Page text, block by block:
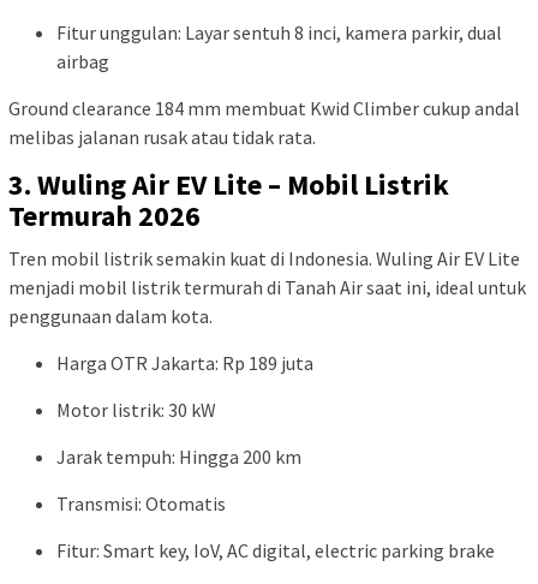
Fitur unggulan: Layar sentuh 8 inci, kamera parkir, dual
airbag
Ground clearance 184 mm membuat Kwid Climber cukup andal
melibas jalanan rusak atau tidak rata.
3. Wuling Air EV Lite – Mobil Listrik
Termurah 2026
Tren mobil listrik semakin kuat di Indonesia. Wuling Air EV Lite
menjadi mobil listrik termurah di Tanah Air saat ini, ideal untuk
penggunaan dalam kota.
Harga OTR Jakarta: Rp 189 juta
Motor listrik: 30 kW
Jarak tempuh: Hingga 200 km
Transmisi: Otomatis
Fitur: Smart key, IoV, AC digital, electric parking brake